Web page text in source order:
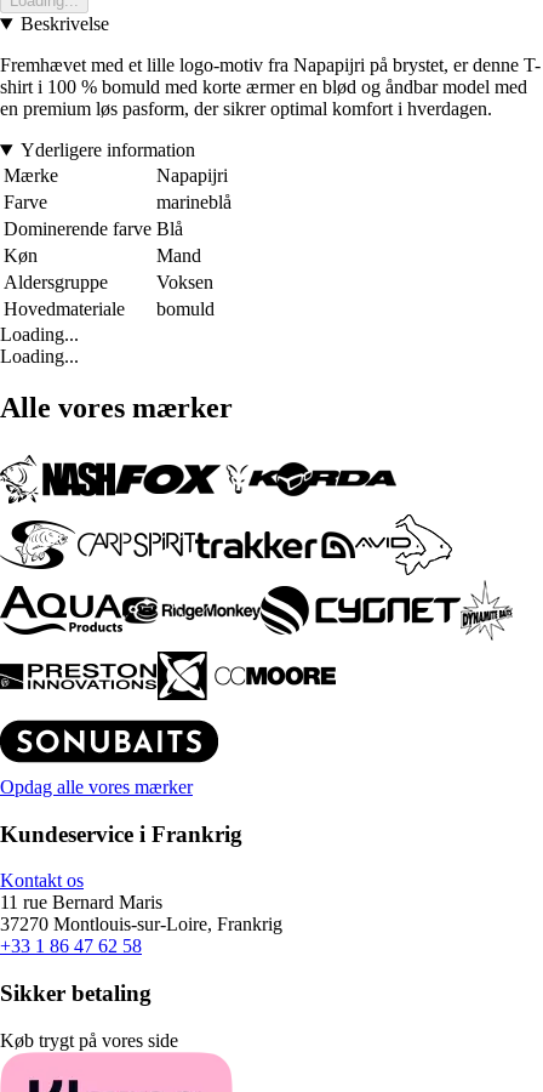
Beskrivelse
Fremhævet med et lille logo-motiv fra Napapijri på brystet, er denne T-
shirt i 100 % bomuld med korte ærmer en blød og åndbar model med
en premium løs pasform, der sikrer optimal komfort i hverdagen.
Yderligere information
Mærke
Napapijri
Farve
marineblå
Dominerende farve Blå
Køn
Mand
Aldersgruppe
Voksen
Hovedmateriale
bomuld
Loading...
Loading...
Alle vores mærker
Opdag alle vores mærker
Kundeservice i Frankrig
Kontakt os
11 rue Bernard Maris
37270 Montlouis-sur-Loire, Frankrig
+33 1 86 47 62 58
Sikker betaling
Køb trygt på vores side